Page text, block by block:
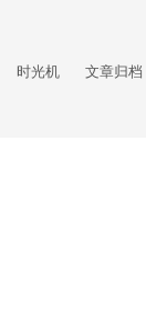
时光机 文章归档